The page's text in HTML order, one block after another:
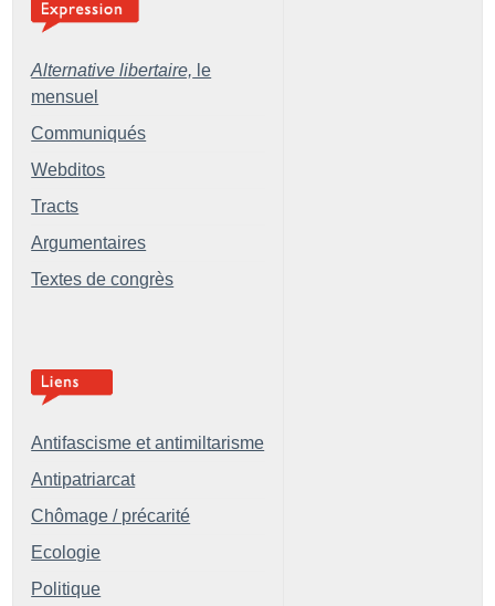
Alternative libertaire, le
mensuel
Communiqués
Webditos
Tracts
Argumentaires
Textes de congrès
Antifascisme et antimiltarisme
Antipatriarcat
Chômage / précarité
Ecologie
Politique